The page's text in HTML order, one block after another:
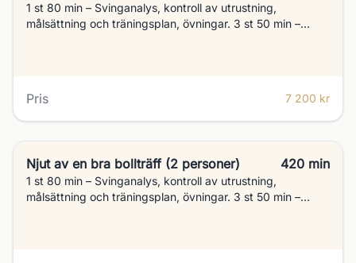
1 st 80 min – Svinganalys, kontroll av utrustning,
målsättning och träningsplan, övningar. 3 st 50 min –
Pris 7 200 kr
Njut av en bra bollträff (2 personer) 420 min
1 st 80 min – Svinganalys, kontroll av utrustning,
målsättning och träningsplan, övningar. 3 st 50 min –